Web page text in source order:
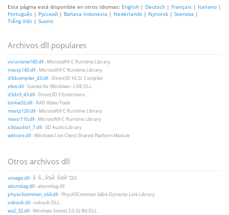
Esta página está disponible en otros idiomas: English | Deutsch | Français | Italiano |
Português | Русский | Bahasa Indonesia | Nederlands | Nynorsk | Svenska |
Tiếng Việt | Suomi
Archivos dll populares
vcruntime140.dll- Microsoft® C Runtime Library
msvcp140.dll- Microsoft® C Runtime Library
d3dcompiler_43.dll- Direct3D HLSL Compiler
xlive.dll- Games for Windows - LIVE DLL
d3dx9_43.dll- Direct3D 9 Extensions
binkw32.dll- RAD Video Tools
msvcp120.dll- Microsoft® C Runtime Library
msvcr110.dll- Microsoft® C Runtime Library
x3daudio1_7.dll- 3D Audio Library
wldcore.dll- Windows Live Client Shared Platform Module
Otros archivos dll
ximage.dll- Ã¨Â…Â¾Ã¨Â®Â¯QQ
atiumdag.dll- atiumdag.dll
physx3common_x64.dll- PhysX3Common 64bit Dynamic Link Library
vobsub.dll- vobsub DLL
ws2_32.dll- Windows Socket 2.0 32-Bit DLL